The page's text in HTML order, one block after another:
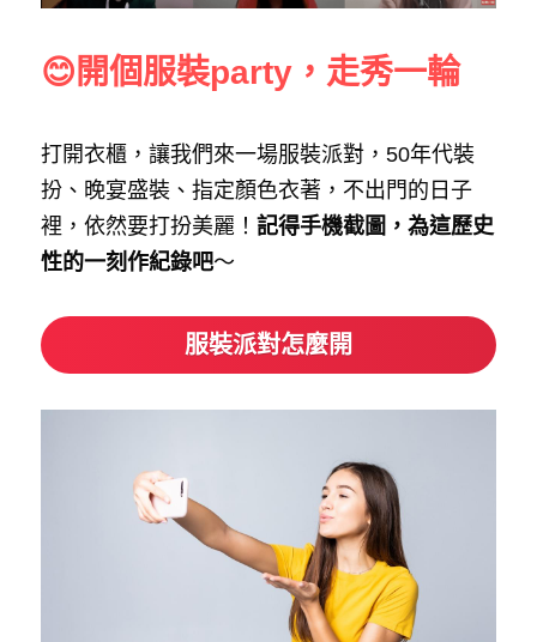
😊開個服裝party，走秀一輪
打開衣櫃，讓我們來一場服裝派對，50年代裝
扮、晚宴盛裝、指定顏色衣著，不出門的日子
裡，依然要打扮美麗！ 記得手機截圖，為這歷史
性的一刻作紀錄吧～
服裝派對怎麼開